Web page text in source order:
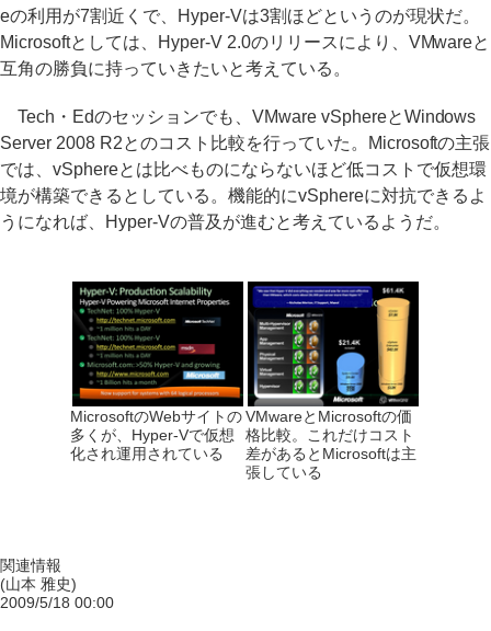
eの利用が7割近くで、Hyper-Vは3割ほどというのが現状だ。
Microsoftとしては、Hyper-V 2.0のリリースにより、VMwareと
互角の勝負に持っていきたいと考えている。
Tech・Edのセッションでも、VMware vSphereとWindows
Server 2008 R2とのコスト比較を行っていた。Microsoftの主張
では、vSphereとは比べものにならないほど低コストで仮想環
境が構築できるとしている。機能的にvSphereに対抗できるよ
うになれば、Hyper-Vの普及が進むと考えているようだ。
MicrosoftのWebサイトの
多くが、Hyper-Vで仮想
化され運用されている
VMwareとMicrosoftの価
格比較。これだけコスト
差があるとMicrosoftは主
張している
関連情報
(山本 雅史)
2009/5/18 00:00